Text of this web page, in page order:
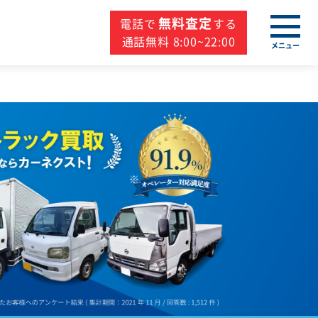
電話で 無料査定する
通話無料 8:00~22:00
メニュー